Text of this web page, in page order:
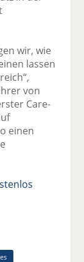
wir, wie
lassen
von
Care-
einen